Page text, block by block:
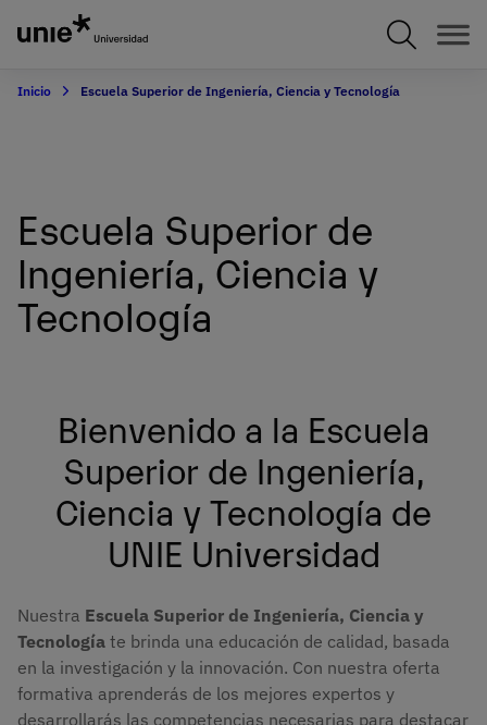
principal
Inicio Escuela Superior de Ingeniería, Ciencia y Tecnología
Escuela Superior de
Ingeniería, Ciencia y
Tecnología
Bienvenido a la Escuela
Superior de Ingeniería,
Ciencia y Tecnología de
UNIE Universidad
Nuestra Escuela Superior de Ingeniería, Ciencia y
Tecnología te brinda una educación de calidad, basada
en la investigación y la innovación. Con nuestra oferta
formativa aprenderás de los mejores expertos y
desarrollarás las competencias necesarias para destacar